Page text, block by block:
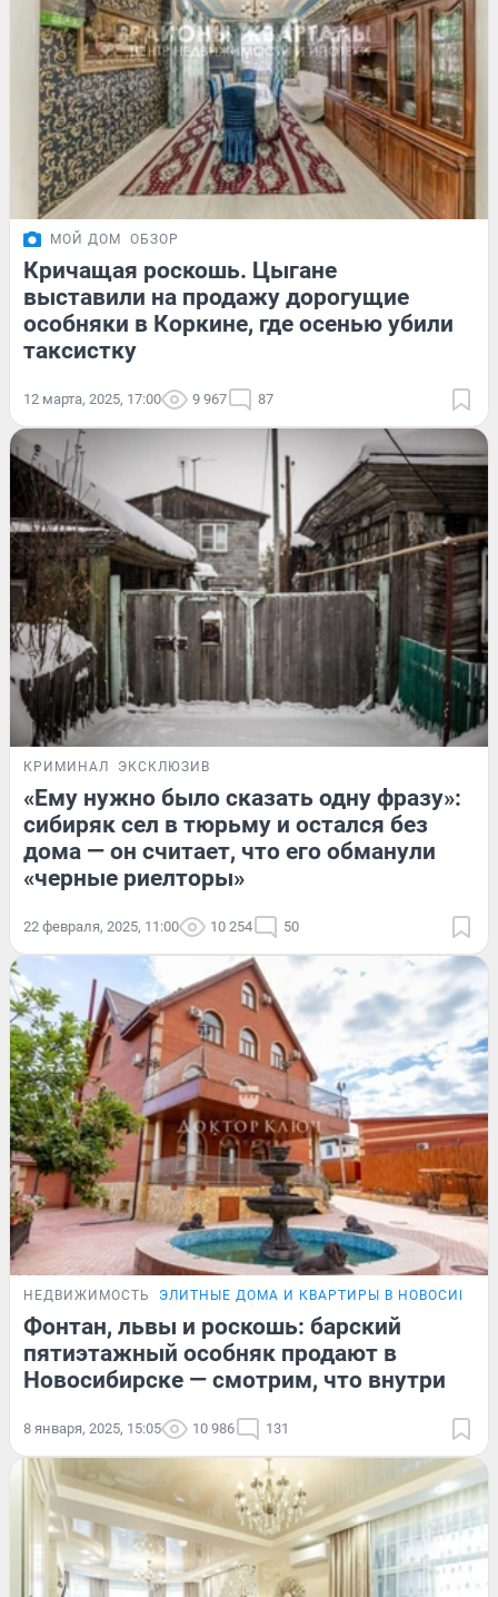
МОЙ ДОМ ОБЗОР
Кричащая роскошь. Цыгане
выставили на продажу дорогущие
особняки в Коркине, где осенью убили
таксистку
12 марта, 2025, 17:00 9 967 87
КРИМИНАЛ ЭКСКЛЮЗИВ
«Ему нужно было сказать одну фразу»:
сибиряк сел в тюрьму и остался без
дома — он считает, что его обманули
«черные риелторы»
22 февраля, 2025, 11:00 10 254 50
НЕДВИЖИМОСТЬ ЭЛИТНЫЕ ДОМА И КВАРТИРЫ В
Фонтан, львы и роскошь: барский
пятиэтажный особняк продают в
Новосибирске — смотрим, что внутри
8 января, 2025, 15:05 10 986 131